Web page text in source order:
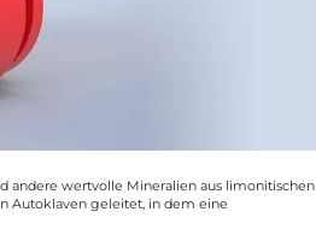
andere wertvolle Mineralien aus limonitischen
Autoklaven geleitet, in dem eine